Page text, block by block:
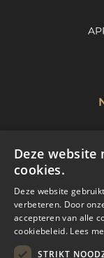
Deze website
cookies.
Deze website
verbeteren. Door
accepteren van alle
cookiebeleid. Lees
STRIKT